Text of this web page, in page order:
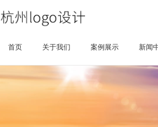
首页 关于我们 案例展示 新闻